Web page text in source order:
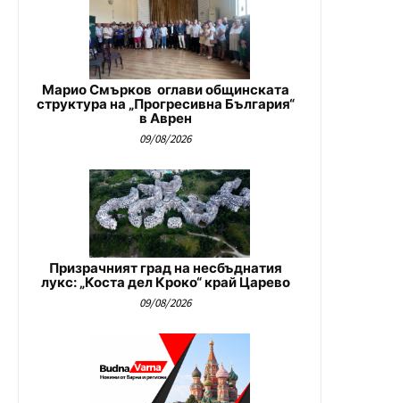
Марио Смърков оглави общинската
структура на „Прогресивна България“
в Аврен
09/08/2026
Призрачният град на несбъднатия
лукс: „Коста дел Кроко“ край Царево
09/08/2026